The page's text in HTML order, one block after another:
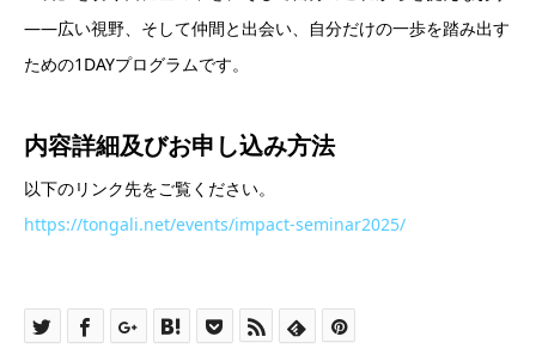
――広い視野、そして仲間と出会い、自分だけの一歩を踏み出す
ための1DAYプログラムです。
内容詳細及びお申し込み方法
以下のリンク先をご覧ください。
https://tongali.net/events/impact-seminar2025/